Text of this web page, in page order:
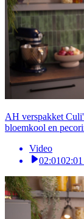
AH verspakket
bloemkool en
Video
02:01